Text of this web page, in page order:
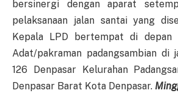
bersinergi dengan aparat
pelaksanaan jalan santai yang
Kepala LPD bertempat di depan
Adat/pakraman padangsambian di
126 Denpasar Kelurahan
Denpasar Barat Kota Denpasar.